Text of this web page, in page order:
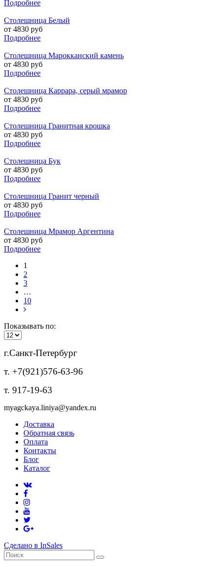
Подробнее
Столешница Белый
от 4830 руб
Подробнее
Столешница Марокканский камень
от 4830 руб
Подробнее
Столешница Каррара, серый мрамор
от 4830 руб
Подробнее
Столешница Гранитная крошка
от 4830 руб
Подробнее
Столешница Бук
от 4830 руб
Подробнее
Столешница Гранит черный
от 4830 руб
Подробнее
Столешница Мрамор Аргентина
от 4830 руб
Подробнее
1
2
3
…
10
Показывать по:
г.Санкт-Петербург
т. +7(921)576-63-96
т. 917-19-63
myagckaya.liniya@yandex.ru
Доставка
Обратная связь
Оплата
Контакты
Блог
Каталог
Сделано в InSales